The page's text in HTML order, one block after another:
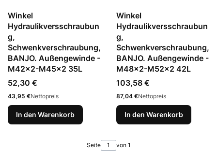
Winkel
Hydraulikversschraubun
g,
Schwenkverschraubung,
BANJO. Außengewinde -
M42x2-M45x2 35L
Preis
52,30 €
Preis
43,95 €Nettopreis
In den Warenkorb
Winkel
Hydraulikversschraubun
g,
Schwenkverschraubung,
BANJO. Außengewinde -
M48x2-M52x2 42L
Preis
103,58 €
Preis
87,04 €Nettopreis
In den Warenkorb
Seite von 1